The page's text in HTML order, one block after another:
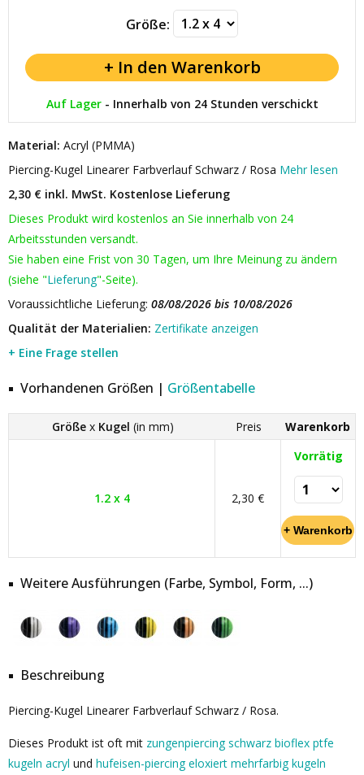
Größe:
Auf Lager- Innerhalb von 24 Stunden verschickt
Material: Acryl (PMMA)
Piercing-Kugel Linearer Farbverlauf Schwarz / Rosa Mehr lesen
2,30 € inkl. MwSt. Kostenlose Lieferung
Dieses Produkt wird kostenlos an Sie innerhalb von 24
Arbeitsstunden versandt.
Sie haben eine Frist von 30 Tagen, um Ihre Meinung zu ändern
(siehe "Lieferung"-Seite).
Voraussichtliche Lieferung: 08/08/2026 bis 10/08/2026
Qualität der Materialien: Zertifikate anzeigen
+ Eine Frage stellen
Vorhandenen Größen | Größentabelle
Größex Kugel (in mm) Preis Warenkorb
1.2 x 4 2,30 €
Vorrätig
Weitere Ausführungen (Farbe, Symbol, Form, ...)
Beschreibung
Piercing-Kugel Linearer Farbverlauf Schwarz / Rosa.
Dieses Produkt ist oft mit zungenpiercing schwarz bioflex ptfe
kugeln acryl und hufeisen-piercing eloxiert mehrfarbig kugeln